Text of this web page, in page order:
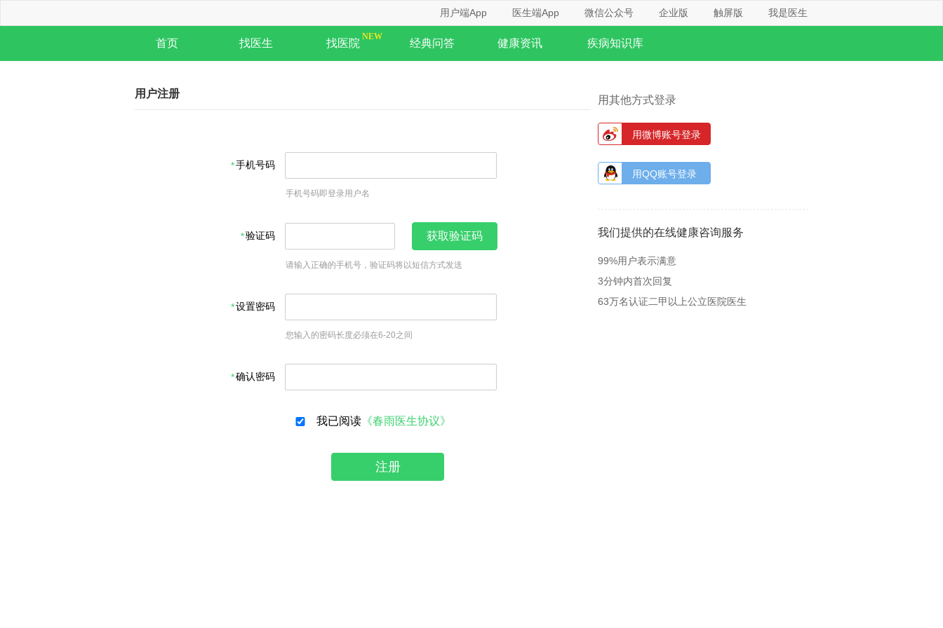
用户端App 医生端App 微信公众号 企业版 触屏版 我是医生
首页 找医生 找医院 经典问答 健康资讯 疾病知识库
用户注册
手机号码
手机号码即登录用户名
验证码 获取验证码
请输入正确的手机号，验证码将以短信方式发送
设置密码
您输入的密码长度必须在6-20之间
确认密码
我已阅读 《春雨医生协议》
注册
用其他方式登录
用微博账号登录
用QQ账号登录
我们提供的在线健康咨询服务
99%用户表示满意
3分钟内首次回复
63万名认证二甲以上公立医院医生